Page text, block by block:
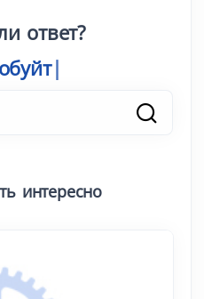
ответ?
|
интересно